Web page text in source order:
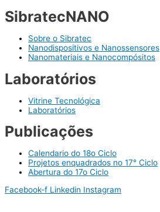
SibratecNANO
Sobre o Sibratec
Nanodispositivos e Nanossensores
Nanomateriais e Nanocompósitos
Laboratórios
Vitrine Tecnológica
Laboratórios
Publicações
Calendario do 18o Ciclo
Projetos enquadrados no 17° Ciclo
Abertura do 17o Ciclo
Facebook-f Linkedin Instagram